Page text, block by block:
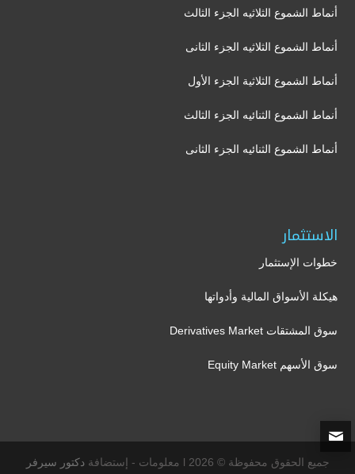
أنماط الشموع الثلاثيه الجزء الثالث
أنماط الشموع الثلاثيه الجزء الثانى
أنماط الشموع الثلاثية الجزء الأول
أنماط الشموع الثنائيه الجزء الثالث
أنماط الشموع الثنائيه الجزء الثانى
الاستثمار
خطوات الإستثمار
هيكلة الأسواق المالية وأدواتها
سوق المشتقات Derivatives Market
سوق الأسهم Equity Market
جميع الحقوق محفوظة © 2026 l معلومات - إستضافة دكتور سيرفر